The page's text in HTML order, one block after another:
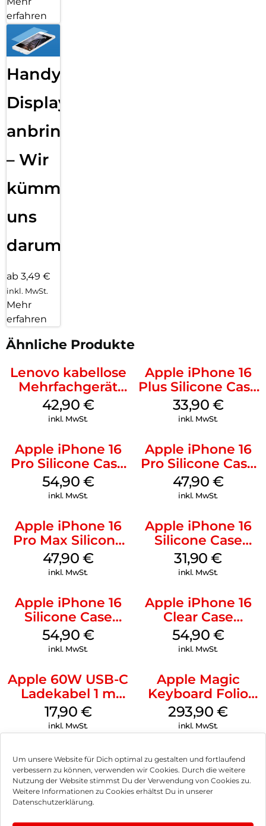
Um unsere Website für Dich optimal zu gestalten und fortlaufend
verbessern zu können, verwenden wir Cookies. Durch die weitere
Nutzung der Website stimmst Du der Verwendung von Cookies zu.
Weitere Informationen zu Cookies erhältst Du in unserer
Datenschutzerklärung.
erfahren
Handy
Displayfolie
anbringen
– Wir
kümmern
uns
darum!
ab 3,49 €
inkl. MwSt.
Mehr
erfahren
Ähnliche Produkte
Lenovo kabellose
Mehrfachgerät
Luna Grey
42,90 €
inkl. MwSt.
Apple iPhone 16
Plus Silicone Case
MagSafe Lake
Green
33,90 €
inkl. MwSt.
Apple iPhone 16
Pro Silicone Case
MagSafe Black
54,90 €
inkl. MwSt.
Apple iPhone 16
Pro Silicone Case
MagSafe Denim
47,90 €
inkl. MwSt.
Apple iPhone 16
Pro Max Silicone
Case MagSafe
Black
47,90 €
inkl. MwSt.
Apple iPhone 16
Silicone Case
MagSafe Fuchsia
31,90€
inkl. MwSt.
Apple iPhone 16
Silicone Case
MagSafe Lake
Green
54,90 €
inkl. MwSt.
Apple iPhone 16
Clear Case
MagSafe
Transparent
54,90 €
inkl. MwSt.
Apple 60W USB-C
Ladekabel 1 m
Weiß
17,90 €
inkl. MwSt.
Apple Magic
Keyboard Folio
iPad 10.9″ (10.Gen.)
Weiß
293,90€
inkl. MwSt.
Impressum